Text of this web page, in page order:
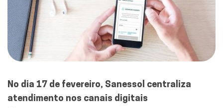
No dia 17 de fevereiro, Sanessol centraliza
atendimento nos canais digitais